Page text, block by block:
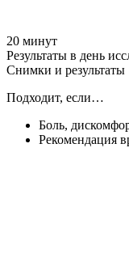
20 минут
Результаты в день
Снимки и результаты
Подходит, если…
Боль,
Рекомендация